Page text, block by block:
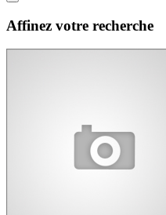
Affinez votre recherche